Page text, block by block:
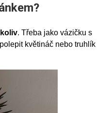
. Třeba jako vázičku s
květináč nebo truhlík